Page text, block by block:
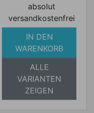
absolut
versandkostenfrei
IN DEN
WARENKORB
ALLE
VARIANTEN
ZEIGEN